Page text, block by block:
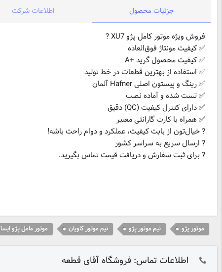
جزئیات محصول اطلاعات شرکت
? برای ثبت سفارش و دریافت قیمت تماس بگیرید.
موتور پژو نیم موتور پژو نیم موتور کاویان موتور مامل پژو
اطلاعات تماس: فروشگاه آقای قطعه